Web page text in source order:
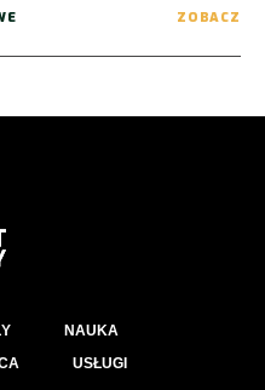
ZOBACZ
NAUKA
USŁUGI